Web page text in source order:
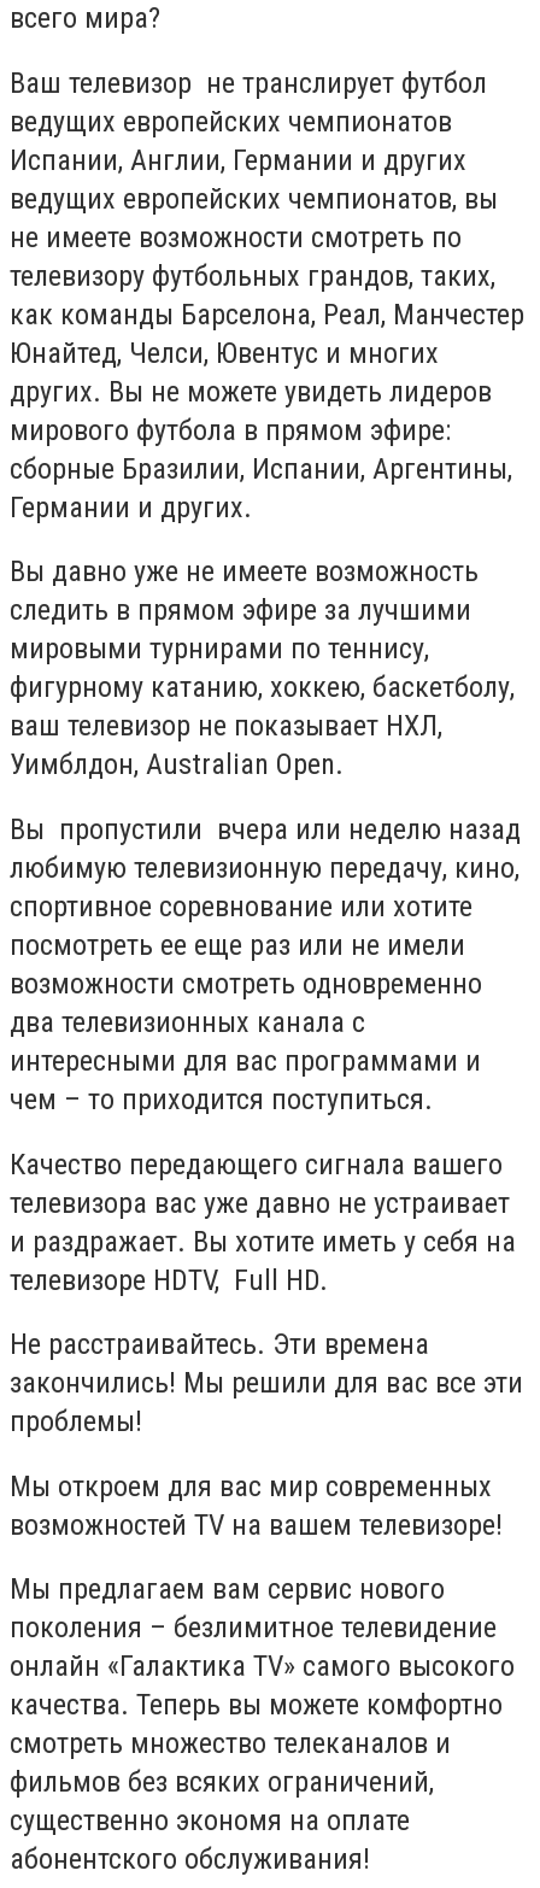
всего мира?
Ваш телевизор не транслирует футбол
ведущих европейских чемпионатов
Испании, Англии, Германии и других
ведущих европейских чемпионатов, вы
не имеете возможности смотреть по
телевизору футбольных грандов, таких,
как команды Барселона, Реал, Манчестер
Юнайтед, Челси, Ювентус и многих
других. Вы не можете увидеть лидеров
мирового футбола в прямом эфире:
сборные Бразилии, Испании, Аргентины,
Германии и других.
Вы давно уже не имеете возможность
следить в прямом эфире за лучшими
мировыми турнирами по теннису,
фигурному катанию, хоккею, баскетболу,
ваш телевизор не показывает НХЛ,
Уимблдон, Australian Open.
Вы пропустили вчера или неделю назад
любимую телевизионную передачу, кино,
спортивное соревнование или хотите
посмотреть ее еще раз или не имели
возможности смотреть одновременно
два телевизионных канала с
интересными для вас программами и
чем – то приходится поступиться.
Качество передающего сигнала вашего
телевизора вас уже давно не устраивает
и раздражает. Вы хотите иметь у себя на
телевизоре HDTV, Full HD.
Не расстраивайтесь. Эти времена
закончились! Мы решили для вас все эти
проблемы!
Мы откроем для вас мир современных
возможностей TV на вашем телевизоре!
Мы предлагаем вам сервис нового
поколения – безлимитное телевидение
онлайн «Галактика TV» самого высокого
качества. Теперь вы можете комфортно
смотреть множество телеканалов и
фильмов без всяких ограничений,
существенно экономя на оплате
абонентского обслуживания!